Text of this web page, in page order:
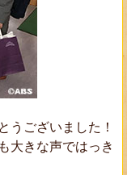
うございました！
大きな声ではっき